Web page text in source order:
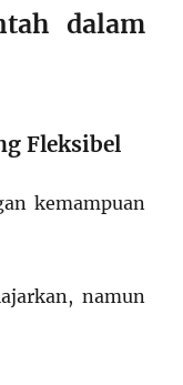
dalam
Fleksibel
kemampuan
namun